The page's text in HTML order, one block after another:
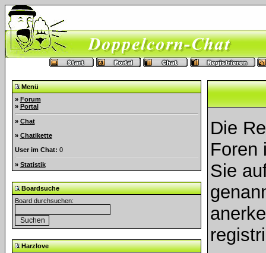
Menü
» Forum
» Portal
» Chat
» Chatikette
User im Chat: 0
» Statistik
Boardsuche
Board durchsuchen:
Harzlove
Die
Foren
Sie